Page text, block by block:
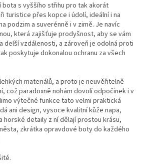
s vyššího střihu pro tak akorát
turistice přes kopce i údolí, ideální i na
podzim a suverénně i v zimě. Je navíc
která zajišťuje prodyšnost, aby se vám
delší vzdálenosti, a zároveň je odolná proti
poskytuje dokonalou ochranu za všech
materiálů, a proto je neuvěřitelně
což paradoxně nohám dovolí odpočinek i v
výtečné funkce tato velmi praktická
ani design, vysoce kvalitní kůže napa,
horské detaily z ní dělají prostou krásu,
zkrátka opravdové boty do každého